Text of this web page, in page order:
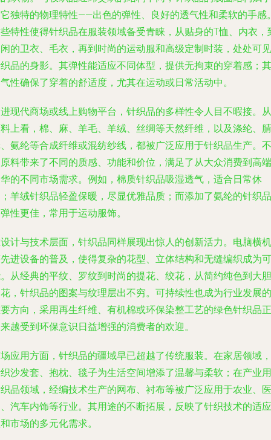
独特的物理特性——出色的弹性、良好的透气性和柔软的手感
特性使得针织品在服装领域备受青睐，从贴身的T恤、内衣，
的卫衣、毛衣，再到时尚的运动服和高级定制时装，处处可见
品的身影。其弹性能适应不同体型，提供无拘束的穿着感；其
性确保了穿着的舒适度，尤其在运动或日常活动中。
现代商场或线上购物平台，针织品的多样性令人目不暇接。从
上看，棉、麻、羊毛、羊绒、丝绸等天然纤维，以及涤纶、腈
氨纶等合成纤维或混纺纱线，都被广泛应用于针织品生产。不
料带来了不同的质感、功能和价位，满足了从大众消费到高端
的不同市场需求。例如，棉质针织品吸湿透气，适合日常休
羊绒针织品轻盈保暖，尽显优雅品质；而添加了氨纶的针织品
性更佳，常用于运动服饰。
计与技术层面，针织品同样展现出惊人的创新活力。电脑横机
进设备的普及，使得复杂的花型、立体结构和无缝编织成为可
从经典的平纹、罗纹到时尚的提花、绞花，从简约纯色到大胆
，针织品的图案与纹理层出不穷。可持续性也成为行业发展的
方向，采用再生纤维、有机棉或环保染整工艺的绿色针织品正
越受到环保意识日益增强的消费者的欢迎。
应用方面，针织品的疆域早已超越了传统服装。在家居领域，
沙发套、抱枕、毯子为生活空间增添了温馨与柔软；在产业用
品领域，经编技术生产的网布、衬布等被广泛应用于农业、医
汽车内饰等行业。其用途的不断拓展，反映了针织技术的适应
市场的多元化需求。